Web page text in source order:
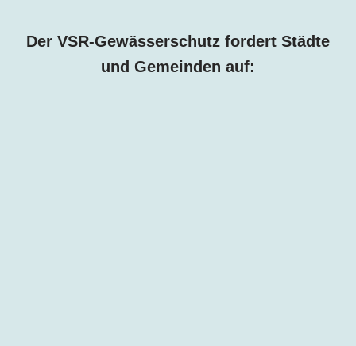
Der VSR-Gewässerschutz fordert Städte
und Gemeinden auf: